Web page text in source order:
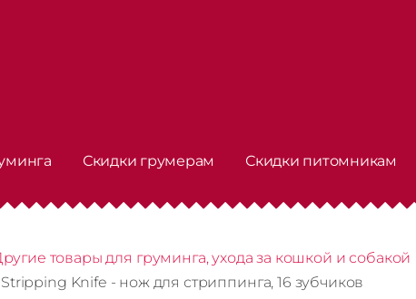
Скидки грумерам Скидки питомникам
товары для груминга, ухода за кошкой и собакой
Knife - нож для стриппинга, 16 зубчиков